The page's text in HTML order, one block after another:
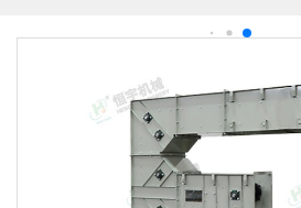
Z型提升机